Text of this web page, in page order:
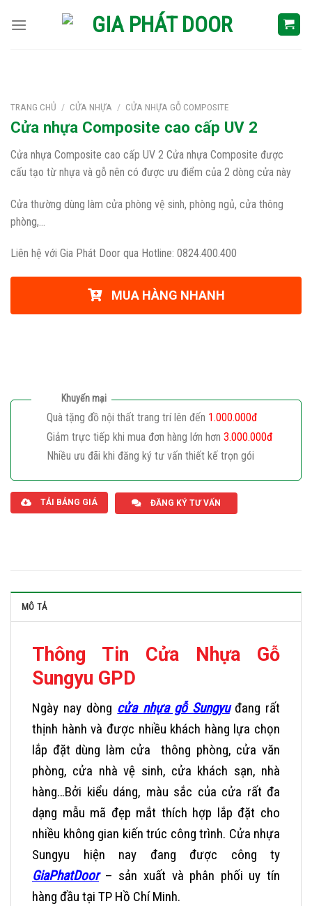
TRANG CHỦ / CỬA NHỰA / CỬA NHỰA GỖ COMPOSITE
Cửa nhựa Composite cao cấp UV 2
Cửa nhựa Composite cao cấp UV 2 Cửa nhựa Composite được
cấu tạo từ nhựa và gỗ nên có được ưu điểm của 2 dòng cửa này
Cửa thường dùng làm cửa phòng vệ sinh, phòng ngủ, cửa thông
phòng,…
Liên hệ với Gia Phát Door qua Hotline: 0824.400.400
MUA HÀNG NHANH
Khuyến mại
Quà tặng đồ nội thất trang trí lên đến 1.000.000đ
Giảm trực tiếp khi mua đơn hàng lớn hơn 3.000.000đ
Nhiều ưu đãi khi đăng ký tư vấn thiết kế trọn gói
TẢI BẢNG GIÁ ĐĂNG KÝ TƯ VẤN
MÔ TẢ
Thông Tin Cửa Nhựa Gỗ
Sungyu GPD
Ngày nay dòng cửa nhựa gỗ Sungyuđang rất
thịnh hành và được nhiều khách hàng lựa chọn
lắp đặt dùng làm cửa thông phòng, cửa văn
phòng, cửa nhà vệ sinh, cửa khách sạn, nhà
hàng…Bởi kiểu dáng, màu sắc của cửa rất đa
dạng mẫu mã đẹp mắt thích hợp lắp đặt cho
nhiều không gian kiến trúc công trình. Cửa nhựa
Sungyu hiện nay đang được công ty
GiaPhatDoor– sản xuất và phân phối uy tín
hàng đầu tại TP Hồ Chí Minh.